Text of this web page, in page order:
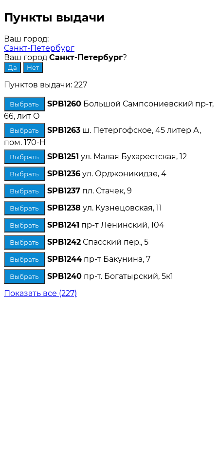
Пункты выдачи
Ваш город:
Санкт-Петербург
Ваш город Санкт-Петербург?
Пунктов выдачи: 227
Выбрать SPB1260 Большой Сампсониевский пр-т,
66, лит О
Выбрать SPB1263 ш. Петергофское, 45 литер А,
пом. 170-Н
Выбрать SPB1251 ул. Малая Бухарестская, 12
Выбрать SPB1236 ул. Орджоникидзе, 4
Выбрать SPB1237 пл. Стачек, 9
Выбрать SPB1238 ул. Кузнецовская, 11
Выбрать SPB1241 пр-т Ленинский, 104
Выбрать SPB1242 Спасский пер., 5
Выбрать SPB1244 пр-т Бакунина, 7
Выбрать SPB1240 пр-т. Богатырский, 5к1
Показать все (227)